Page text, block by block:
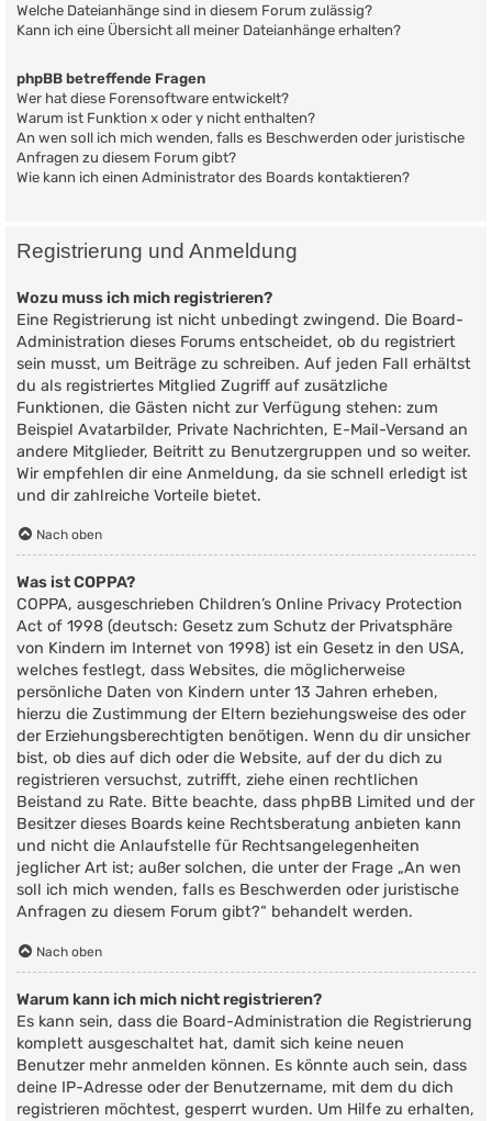
Welche Dateianhänge sind in diesem Forum zulässig?
Kann ich eine Übersicht all meiner Dateianhänge erhalten?
phpBB betreffende Fragen
Wer hat diese Forensoftware entwickelt?
Warum ist Funktion x oder y nicht enthalten?
An wen soll ich mich wenden, falls es Beschwerden oder juristische
Anfragen zu diesem Forum gibt?
Wie kann ich einen Administrator des Boards kontaktieren?
Registrierung und Anmeldung
Wozu muss ich mich registrieren?
Eine Registrierung ist nicht unbedingt zwingend. Die Board-
Administration dieses Forums entscheidet, ob du registriert
sein musst, um Beiträge zu schreiben. Auf jeden Fall erhältst
du als registriertes Mitglied Zugriff auf zusätzliche
Funktionen, die Gästen nicht zur Verfügung stehen: zum
Beispiel Avatarbilder, Private Nachrichten, E-Mail-Versand an
andere Mitglieder, Beitritt zu Benutzergruppen und so weiter.
Wir empfehlen dir eine Anmeldung, da sie schnell erledigt ist
und dir zahlreiche Vorteile bietet.
Nach oben
Was ist COPPA?
COPPA, ausgeschrieben Children’s Online Privacy Protection
Act of 1998 (deutsch: Gesetz zum Schutz der Privatsphäre
von Kindern im Internet von 1998) ist ein Gesetz in den USA,
welches festlegt, dass Websites, die möglicherweise
persönliche Daten von Kindern unter 13 Jahren erheben,
hierzu die Zustimmung der Eltern beziehungsweise des oder
der Erziehungsberechtigten benötigen. Wenn du dir unsicher
bist, ob dies auf dich oder die Website, auf der du dich zu
registrieren versuchst, zutrifft, ziehe einen rechtlichen
Beistand zu Rate. Bitte beachte, dass phpBB Limited und der
Besitzer dieses Boards keine Rechtsberatung anbieten kann
und nicht die Anlaufstelle für Rechtsangelegenheiten
jeglicher Art ist; außer solchen, die unter der Frage „An wen
soll ich mich wenden, falls es Beschwerden oder juristische
Anfragen zu diesem Forum gibt?“ behandelt werden.
Nach oben
Warum kann ich mich nicht registrieren?
Es kann sein, dass die Board-Administration die Registrierung
komplett ausgeschaltet hat, damit sich keine neuen
Benutzer mehr anmelden können. Es könnte auch sein, dass
deine IP-Adresse oder der Benutzername, mit dem du dich
registrieren möchtest, gesperrt wurden. Um Hilfe zu erhalten,